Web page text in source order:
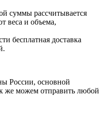
суммы рассчитывается
веса и объема,
бесплатная доставка
России, основной
же можем отправить любой